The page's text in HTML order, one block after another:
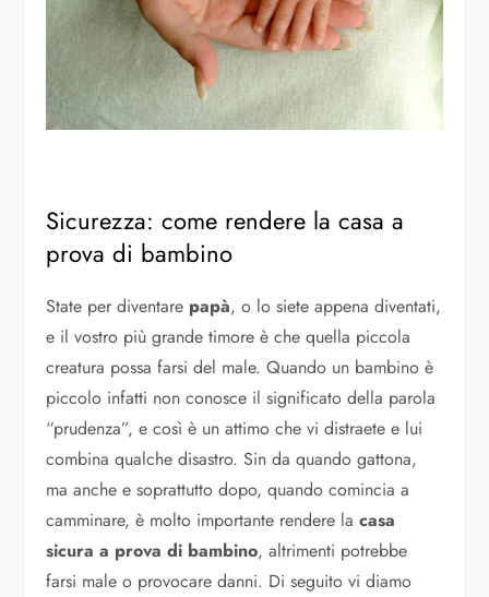
Sicurezza: come rendere la casa a
prova di bambino
State per diventare papà, o lo siete appena diventati,
e il vostro più grande timore è che quella piccola
creatura possa farsi del male. Quando un bambino è
piccolo infatti non conosce il significato della parola
“prudenza”, e così è un attimo che vi distraete e lui
combina qualche disastro. Sin da quando gattona,
ma anche e soprattutto dopo, quando comincia a
camminare, è molto importante rendere lacasa
sicura a prova di bambino, altrimenti potrebbe
farsi male o provocare danni. Di seguito vi diamo